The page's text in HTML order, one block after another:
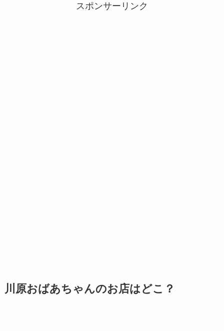
スポンサーリンク
川原おばあちゃんのお店はどこ？